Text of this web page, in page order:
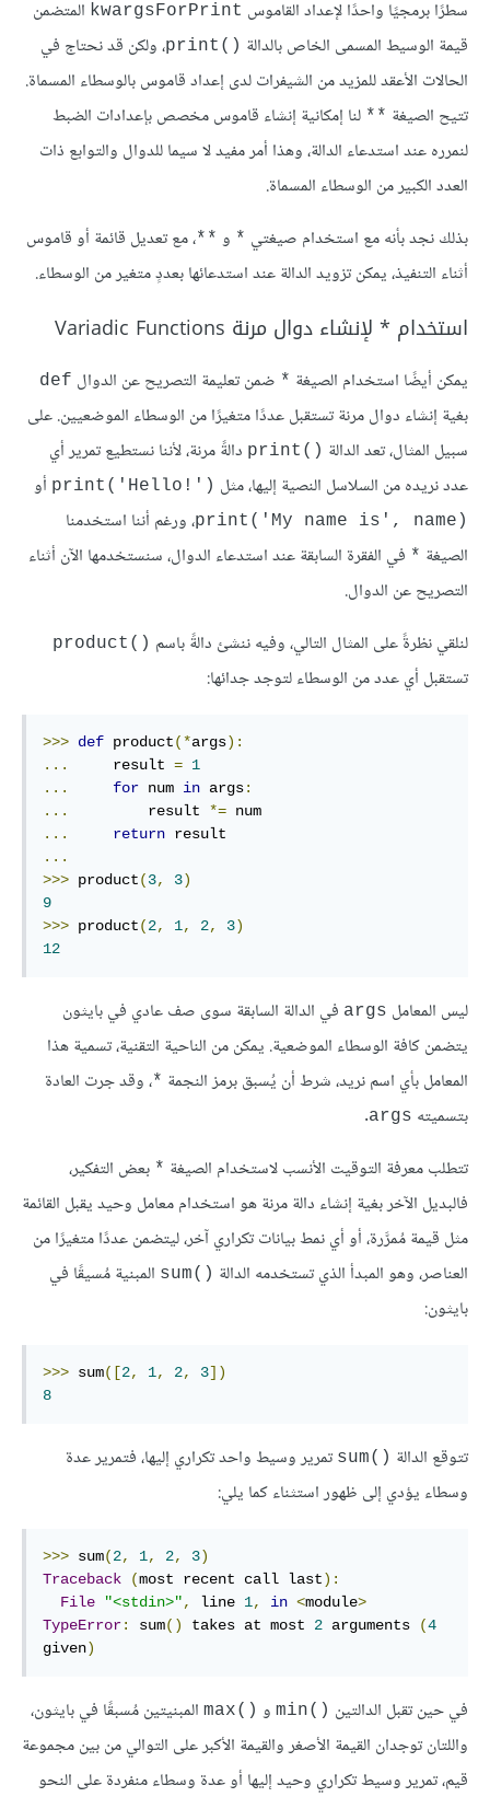
سطرًا برمجيًا واحدًا لإعداد القاموس kwargsForPrint المتضمن
قيمة الوسيط المسمى الخاص بالدالة ()print
، ولكن قد نحتاج في
الحالات الأعقد للمزيد من الشيفرات لدى إعداد قاموس بالوسطاء المسماة.
تتيح الصيغة ** لنا إمكانية إنشاء قاموس مخصص بإعدادات الضبط
لنمرره عند استدعاء الدالة، وهذا أمر مفيد لا سيما للدوال والتوابع ذات
العدد الكبير من الوسطاء المسماة.
بذلك نجد بأنه مع استخدام صيغتي * و **، مع تعديل قائمة أو قاموس
أثناء التنفيذ، يمكن تزويد الدالة عند استدعائها بعددٍ متغير من الوسطاء.
استخدام * لإنشاء دوال مرنة Variadic Functions
يمكن أيضًا استخدام الصيغة * ضمن تعليمة التصريح عن الدوال def
بغية إنشاء دوال مرنة تستقبل عددًا متغيرًا من الوسطاء الموضعيين. على
سبيل المثال، تعد الدالة ()print
دالةً مرنة، لأننا نستطيع تمرير أي
عدد نريده من السلاسل النصية إليها، مثل ('!print('Hello أو
(print('My name is', name
، ورغم أننا استخدمنا
الصيغة * في الفقرة السابقة عند استدعاء الدوال، سنستخدمها الآن أثناء
التصريح عن الدوال.
لنلقي نظرةً على المثال التالي، وفيه ننشئ دالةً باسم ()product
تستقبل أي عدد من الوسطاء لتوجد جدائها:
>>> def product(*args):
...
     result
= 1
...
for num in args:
...
         result
*=
...
return
...
>>> product(3, 3)
9
>>> product(2, 1, 2, 3)
12
ليس المعامل args في الدالة السابقة سوى صف عادي في بايثون
يتضمن كافة الوسطاء الموضعية. يمكن من الناحية التقنية، تسمية هذا
المعامل بأي اسم نريد، شرط أن يُسبق برمز النجمة *، وقد جرت العادة
بتسميته args
.
تتطلب معرفة التوقيت الأنسب لاستخدام الصيغة * بعض التفكير،
فالبديل الآخر بغية إنشاء دالة مرنة هو استخدام معامل وحيد يقبل القائمة
مثل قيمة مُمرَّرة، أو أي نمط بيانات تكراري آخر، ليتضمن عددًا متغيرًا من
العناصر، وهو المبدأ الذي تستخدمه الدالة ()sum
المبنية مُسيقًا في
بايثون:
>>> sum([2, 1, 2, 3])
8
تتوقع الدالة ()sum
تمرير وسيط واحد تكراري إليها، فتمرير عدة
وسطاء يؤدي إلى ظهور استثناء كما يلي:
>>> sum(2, 1, 2, 3)
Traceback
(most recent call last):
File
"<stdin>", line 1, in <module>
TypeError: sum() takes at most 2 arguments (4
given)
في حين تقبل الدالتين ()min و ()max
المبنيتين مُسبقًا في بايثون،
واللتان توجدان القيمة الأصغر والقيمة الأكبر على التوالي من بين مجموعة
قيم، تمرير وسيط تكراري وحيد إليها أو عدة وسطاء منفردة على النحو